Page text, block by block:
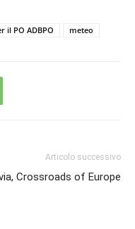
il PO ADBPO meteo
Articolo successivo
Crossroads of Europe